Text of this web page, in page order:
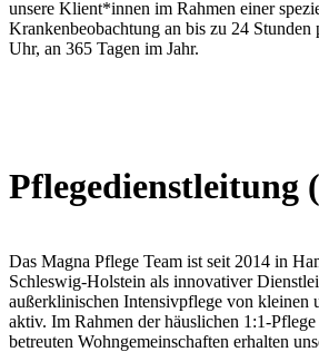
unsere Klient*innen im Rahmen einer
Krankenbeobachtung an bis zu 24
Uhr, an 365 Tagen im Jahr.
Pflegedienstleitung
Das Magna Pflege Team ist seit 2014 in
Schleswig-Holstein als innovativer
außerklinischen Intensivpflege von kleinen
aktiv. Im Rahmen der häuslichen 1:1-
betreuten Wohngemeinschaften erhalten